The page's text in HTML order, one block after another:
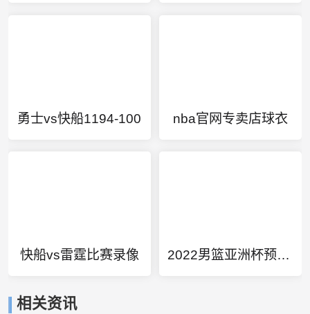
勇士vs快船1194-100 nba官网专卖店球衣
快船vs雷霆比赛录像 2022男篮亚洲杯预选赛直播
相关资讯